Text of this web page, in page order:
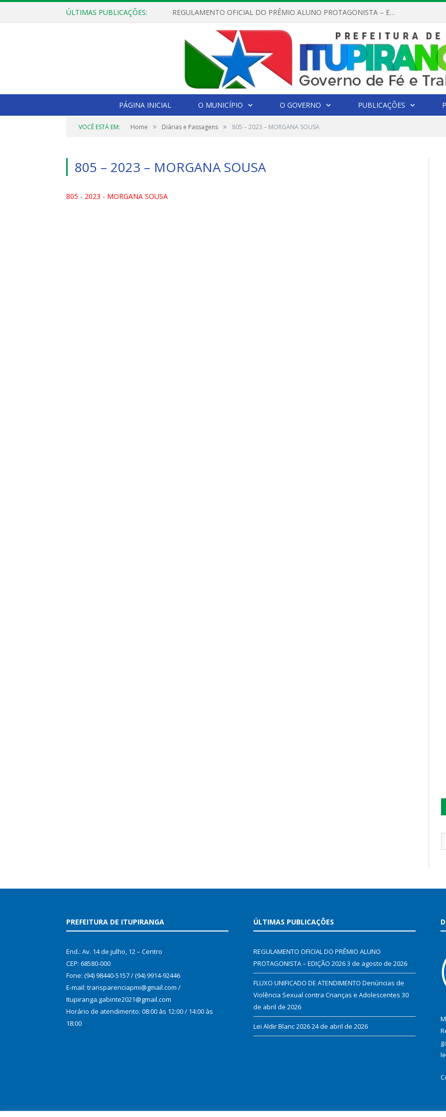
ÚLTIMAS PUBLICAÇÕES: REGULAMENTO OFICIAL DO PRÊMIO ALUNO PROTAGONISTA – EDIÇÃO 2026
PÁGINA INICIAL O MUNICÍPIO O GOVERNO PUBLICAÇÕES
VOCÊ ESTÁ EM: Home » Diárias e Passagens » 805 – 2023 – MORGANA SOUSA
805 – 2023 – MORGANA SOUSA
805 - 2023 - MORGANA SOUSA
PREFEITURA DE ITUPIRANGA
End.: Av. 14 de julho, 12 – Centro
CEP: 68580-000
Fone: (94) 98440-5157 / (94) 9914-92446
E-mail: transparenciapmi@gmail.com /
Itupiranga.gabinte2021@gmail.com
Horário de atendimento: 08:00 às 12:00 / 14:00 às
18:00
ÚLTIMAS PUBLICAÇÕES
REGULAMENTO OFICIAL DO PRÊMIO ALUNO
PROTAGONISTA – EDIÇÃO 20263 de agosto de 2026
FLUXO UNIFICADO DE ATENDIMENTO Denúncias de
Violência Sexual contra Crianças e Adolescentes 30
de abril de 2026
Lei Aldir Blanc 202624 de abril de 2026